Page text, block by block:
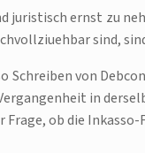
juristisch ernst zu
sind,
Schreiben von
in
Frage, ob die